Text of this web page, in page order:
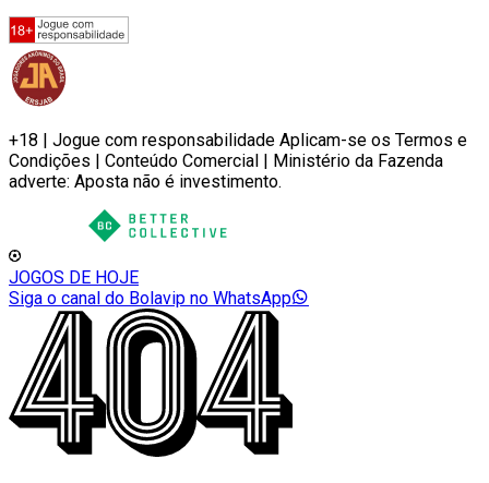
+18 | Jogue com responsabilidade Aplicam-se os Termos e
Condições | Conteúdo Comercial | Ministério da Fazenda
adverte: Aposta não é investimento.
JOGOS DE HOJE
Siga o canal do Bolavip no WhatsApp